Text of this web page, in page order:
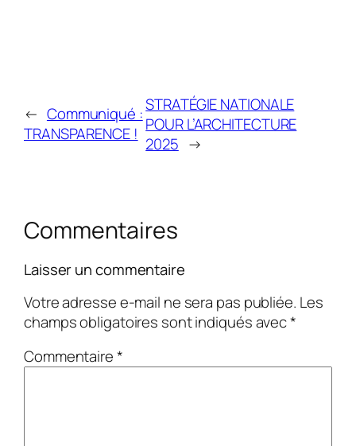
← Communiqué :
TRANSPARENCE !
STRATÉGIE NATIONALE
POUR L’ARCHITECTURE
2025 →
Commentaires
Laisser un commentaire
Votre adresse e-mail ne sera pas publiée. Les
champs obligatoires sont indiqués avec*
Commentaire*